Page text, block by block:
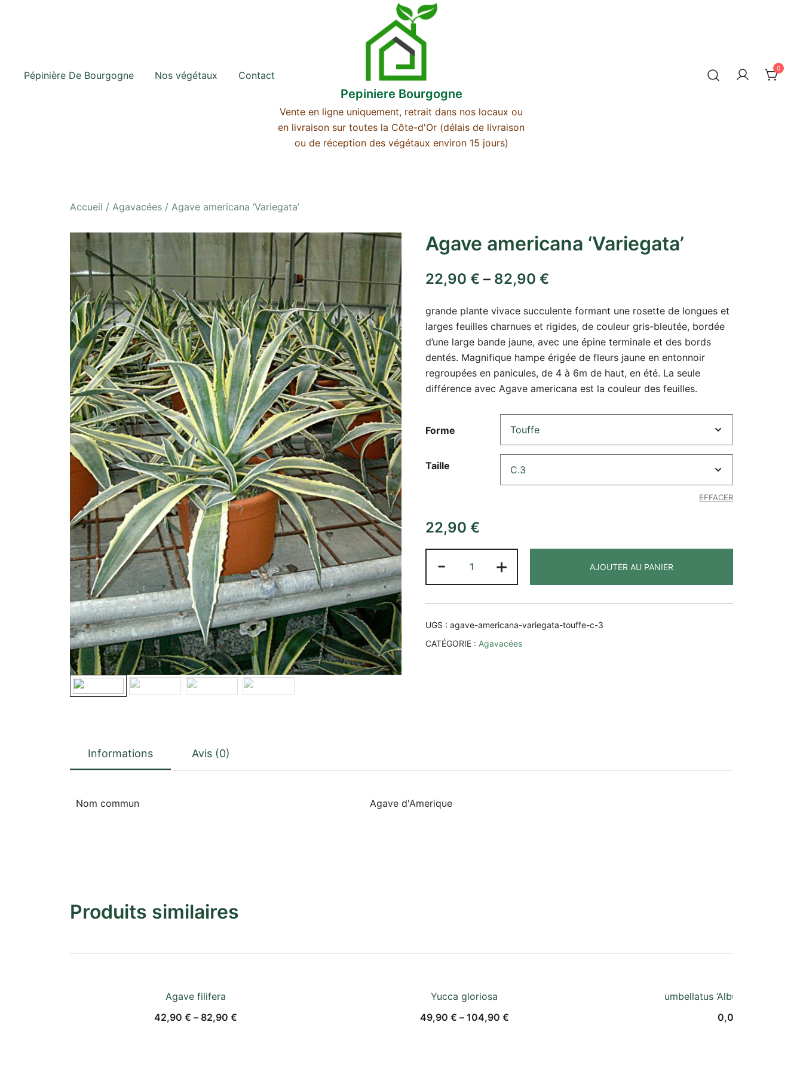
Pépinière De Bourgogne Nos végétaux Contact
Pepiniere Bourgogne
Vente en ligne uniquement, retrait dans nos locaux ou
en livraison sur toutes la Côte-d'Or (délais de livraison
ou de réception des végétaux environ 15 jours)
0
Accueil / Agavacées / Agave americana ‘Variegata’
🔍 Agave americana ‘Variegata’
22,90 € – 82,90 €
grande plante vivace succulente formant une rosette de longues et
larges feuilles charnues et rigides, de couleur gris-bleutée, bordée
d’une large bande jaune, avec une épine terminale et des bords
dentés. Magnifique hampe érigée de fleurs jaune en entonnoir
regroupées en panicules, de 4 à 6m de haut, en été. La seule
différence avec Agave americana est la couleur des feuilles.
Forme
Taille
EFFACER
22,90 €
-
de
Agave
americana
'Variegata'
+ AJOUTER AU PANIER
UGS : agave-americana-variegata-touffe-c-3
CATÉGORIE : Agavacées
Informations Avis (0)
Nom commun Agave d'Amerique
Produits similaires
Agave filifera
42,90 € – 82,90 €
Yucca gloriosa
49,90 € – 104,90 €
umbellatus ‘Albus’ / umbellatus
0,00